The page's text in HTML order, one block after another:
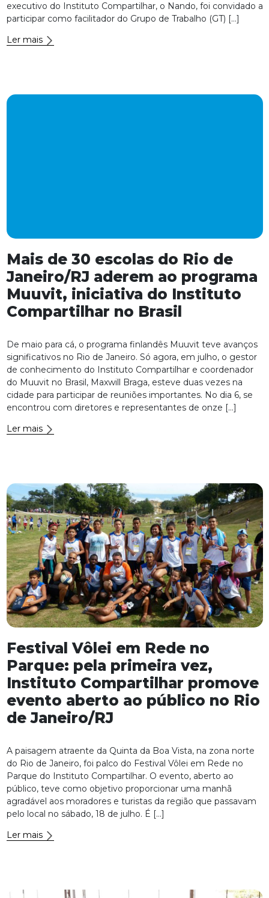
executivo do Instituto Compartilhar, o Nando, foi convidado a
participar como facilitador do Grupo de Trabalho (GT) […]
Ler mais
Mais de 30 escolas do Rio de
Janeiro/RJ aderem ao programa
Muuvit, iniciativa do Instituto
Compartilhar no Brasil
De maio para cá, o programa finlandês Muuvit teve avanços
significativos no Rio de Janeiro. Só agora, em julho, o gestor
de conhecimento do Instituto Compartilhar e coordenador
do Muuvit no Brasil, Maxwill Braga, esteve duas vezes na
cidade para participar de reuniões importantes. No dia 6, se
encontrou com diretores e representantes de onze […]
Ler mais
Festival Vôlei em Rede no
Parque: pela primeira vez,
Instituto Compartilhar promove
evento aberto ao público no Rio
de Janeiro/RJ
A paisagem atraente da Quinta da Boa Vista, na zona norte
do Rio de Janeiro, foi palco do Festival Vôlei em Rede no
Parque do Instituto Compartilhar. O evento, aberto ao
público, teve como objetivo proporcionar uma manhã
agradável aos moradores e turistas da região que passavam
pelo local no sábado, 18 de julho. É […]
Ler mais